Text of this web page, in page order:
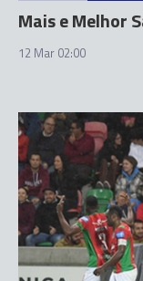
Mais e Melhor
12 Mar 02:00